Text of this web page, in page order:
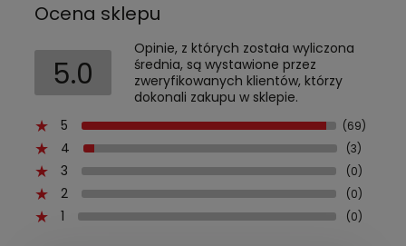
Ocena sklepu
5.0
Opinie, z których została wyliczona
średnia, są wystawione przez
zweryfikowanych klientów, którzy
dokonali zakupu w sklepie.
5
(69)
4 (3)
3 (0)
2 (0)
1 (0)